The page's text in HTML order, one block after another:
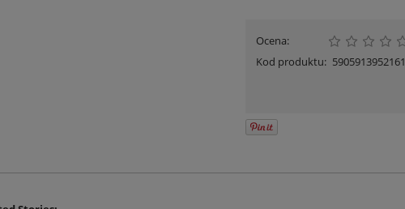
Ocena:
Kod produktu: 5905913952161